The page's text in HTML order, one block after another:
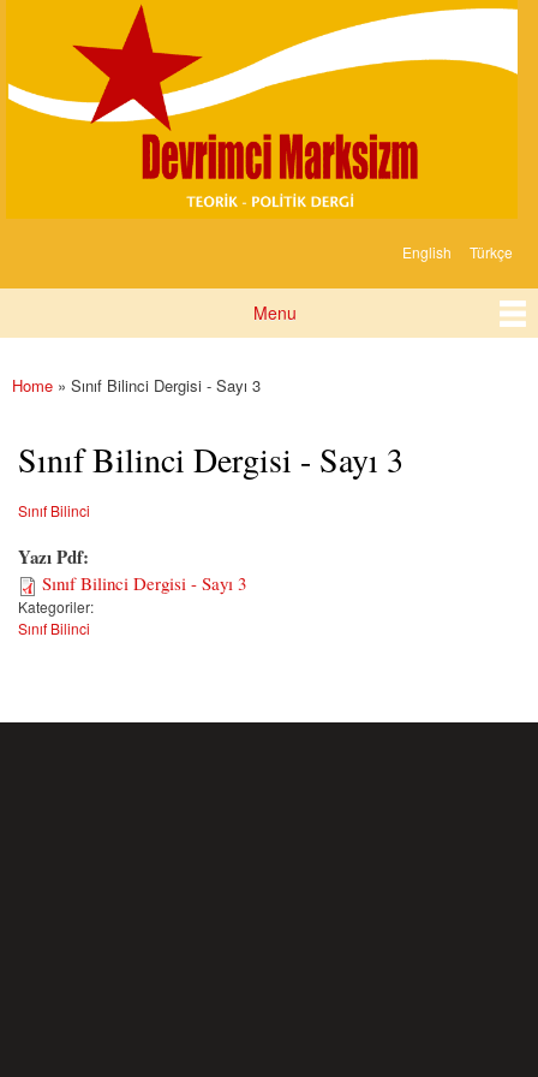
content
Marksizm
English Türkçe
Menu
You are here
Home » Sınıf Bilinci Dergisi - Sayı 3
Sınıf Bilinci Dergisi - Sayı 3
Sınıf Bilinci
Yazı Pdf:
Sınıf Bilinci Dergisi - Sayı 3
Kategoriler:
Sınıf Bilinci